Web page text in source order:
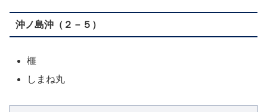
沖ノ島沖（２－５）
榧
しまね丸